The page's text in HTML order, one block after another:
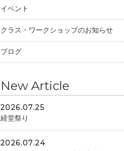
イベント
クラス・ワークショップのお知らせ
ブログ
New Article
2026.07.25
経堂祭り
2026.07.24